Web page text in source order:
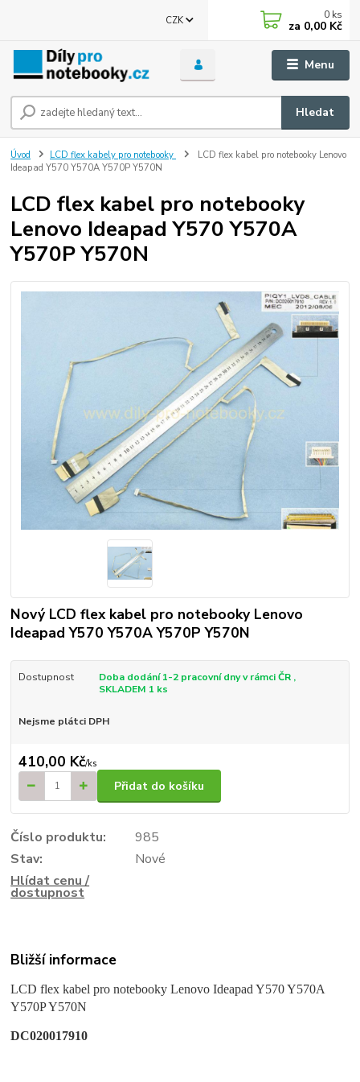
Menu
CZK
Hledat
0 ks
za 0,00 Kč
Úvod LCD flex kabely pro notebooky
LCD flex kabel pro notebooky Lenovo
Ideapad Y570 Y570A Y570P Y570N
LCD flex kabel pro notebooky
Lenovo Ideapad Y570 Y570A
Y570P Y570N
Nový LCD flex kabel pro notebooky Lenovo
Ideapad Y570 Y570A Y570P Y570N
Dostupnost
Doba dodání 1-2 pracovní dny v rámci ČR ,
SKLADEM 1 ks
Nejsme plátci DPH
410,00 Kč/ks
Přidat do košíku
Číslo produktu:
985
Stav:
Nové
Hlídat cenu /
dostupnost
Bližší informace
LCD flex kabel pro notebooky Lenovo Ideapad Y570 Y570A
Y570P Y570N
DC020017910